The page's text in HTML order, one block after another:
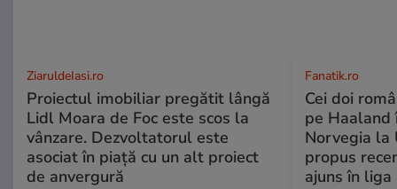
ZiaruldeIasi.ro
Proiectul imobiliar pregătit lângă
Lidl Moara de Foc este scos la
vânzare. Dezvoltatorul este
asociat în piață cu un alt proiect
de anvergură
Fanatik.ro
Cei doi
pe Haaland
Norvegia la
propus
ajuns în liga